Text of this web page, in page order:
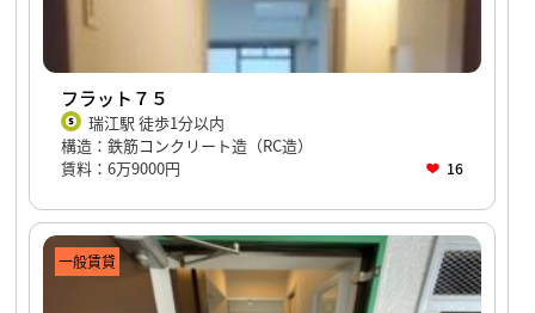
フラット７５
瑞江駅 徒歩1分以内
構造：鉄筋コンクリート造（RC造）
賃料：6万9000円
16
一般賃貸